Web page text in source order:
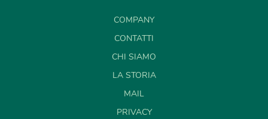
COMPANY
CONTATTI
CHI SIAMO
LA STORIA
MAIL
PRIVACY